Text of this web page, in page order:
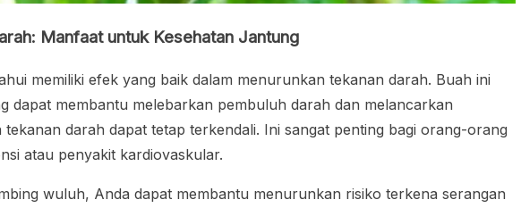
Manfaat untuk Kesehatan Jantung
memiliki efek yang baik dalam menurunkan tekanan darah. Buah ini
dapat membantu melebarkan pembuluh darah dan melancarkan
darah dapat tetap terkendali. Ini sangat penting bagi orang-orang
atau penyakit kardiovaskular.
wuluh, Anda dapat membantu menurunkan risiko terkena serangan